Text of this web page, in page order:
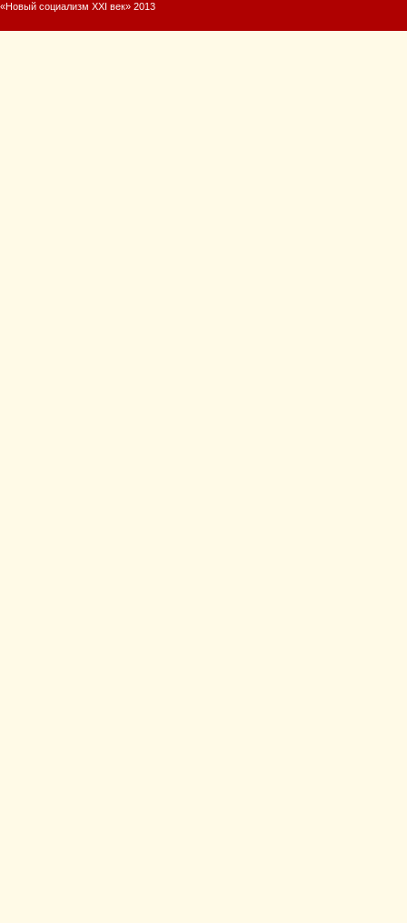
«Новый социализм XXI век» 2013